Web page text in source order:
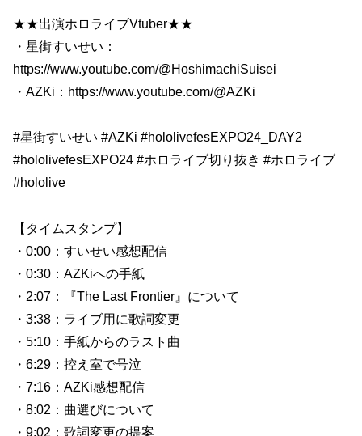
★★出演ホロライブVtuber★★
・星街すいせい：
https://www.youtube.com/@HoshimachiSuisei
・AZKi：https://www.youtube.com/@AZKi
#星街すいせい #AZKi #hololivefesEXPO24_DAY2
#hololivefesEXPO24 #ホロライブ切り抜き #ホロライブ
#hololive
【タイムスタンプ】
・0:00：すいせい感想配信
・0:30：AZKiへの手紙
・2:07：『The Last Frontier』について
・3:38：ライブ用に歌詞変更
・5:10：手紙からのラスト曲
・6:29：控え室で号泣
・7:16：AZKi感想配信
・8:02：曲選びについて
・9:02：歌詞変更の提案